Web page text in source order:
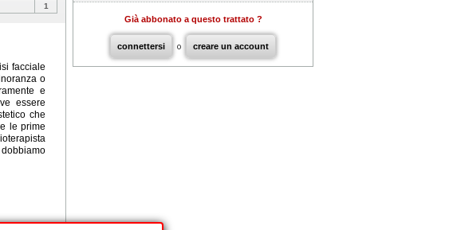
1
facciale
o
e
essere
che
le prime
Già abbonato a questo trattato ?
connettersi o creare un account